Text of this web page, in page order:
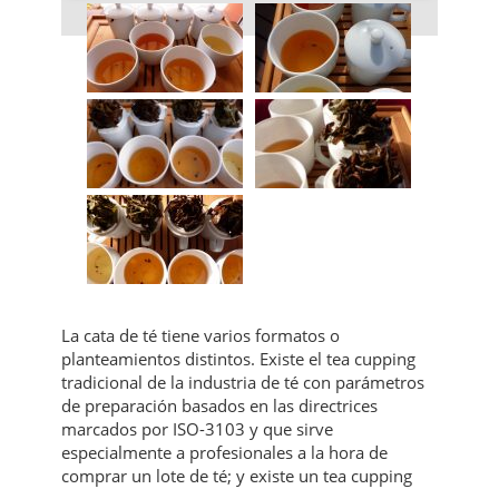
La cata de té tiene varios formatos o
planteamientos distintos. Existe el tea cupping
tradicional de la industria de té con parámetros
de preparación basados en las directrices
marcados por ISO-3103 y que sirve
especialmente a profesionales a la hora de
comprar un lote de té; y existe un tea cupping